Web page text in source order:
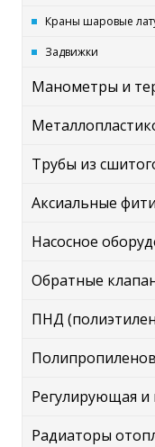
Краны шаровые
Задвижки
Манометры и
Трубы из
Аксиальные
Насосное
Обратные
ПНД
Регулирующая и
Радиаторы